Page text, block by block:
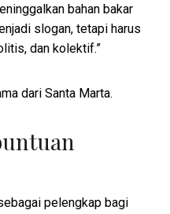
bahan bakar
slogan, tetapi harus
dan kolektif.”
dari Santa Marta.
pelengkap bagi